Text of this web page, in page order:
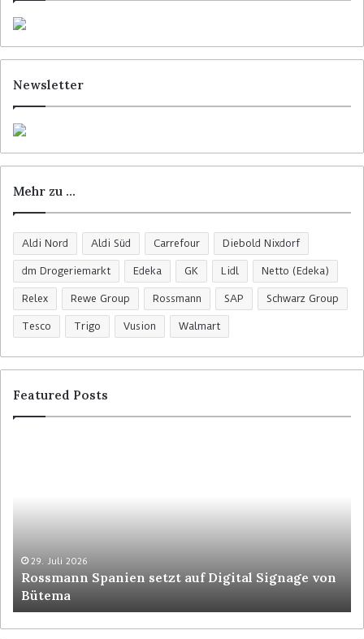
Newsletter
Mehr zu …
Aldi Nord Aldi Süd Carrefour Diebold Nixdorf
dm Drogeriemarkt Edeka GK Lidl Netto (Edeka)
Relex Rewe Group Rossmann SAP Schwarz Group
Tesco Trigo Vusion Walmart
Featured Posts
29. Juli 2026
Rossmann Spanien setzt auf Digital Signage von
Bütema